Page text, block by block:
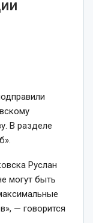
В разделе
Руслан
могут быть
— говорится